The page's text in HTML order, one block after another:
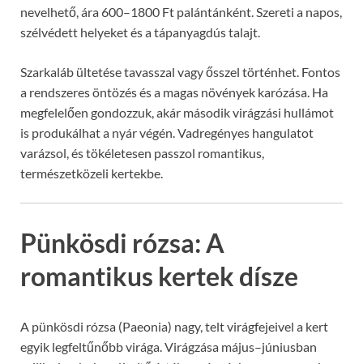
nevelhető, ára 600–1800 Ft palántánként. Szereti a napos,
szélvédett helyeket és a tápanyagdús talajt.
Szarkaláb ültetése tavasszal vagy ősszel történhet. Fontos
a rendszeres öntözés és a magas növények karózása. Ha
megfelelően gondozzuk, akár második virágzási hullámot
is produkálhat a nyár végén. Vadregényes hangulatot
varázsol, és tökéletesen passzol romantikus,
természetközeli kertekbe.
Pünkösdi rózsa: A
romantikus kertek dísze
A pünkösdi rózsa (Paeonia) nagy, telt virágfejeivel a kert
egyik legfeltűnőbb virága. Virágzása május–júniusban